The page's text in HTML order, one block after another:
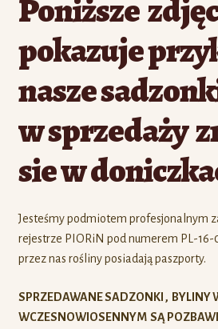
Poniższe
pokazuje
nasze
w sprzedaży
sie w
Jesteśmy podmiotem profesjonalnym
rejestrze PIORiN pod numerem PL-16-
przez nas rośliny posiadają paszporty.
SPRZEDAWANE SADZONKI , BYLINY
WCZESNOWIOSENNYM SĄ